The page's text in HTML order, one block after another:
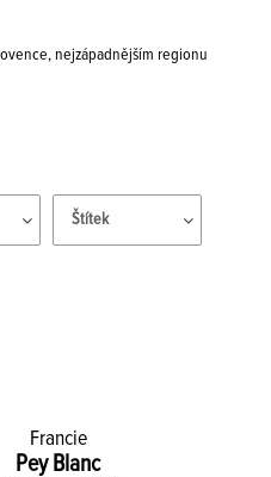
nejzápadnějším regionu
Štítek
Francie
Pey Blanc